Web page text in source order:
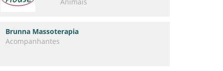
Brunna Massoterapia
Acompanhantes